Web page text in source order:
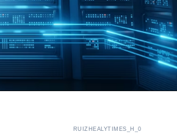
RUIZHEALYTIMES_H_0